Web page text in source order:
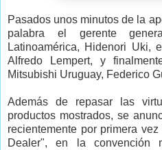
Pasados unos minutos de la
palabra el gerente
Latinoamérica, Hidenori Uki,
Alfredo Lempert, y
Mitsubishi Uruguay, Federico
Además de repasar las
productos mostrados, se
recientemente por primera
Dealer", en la convención